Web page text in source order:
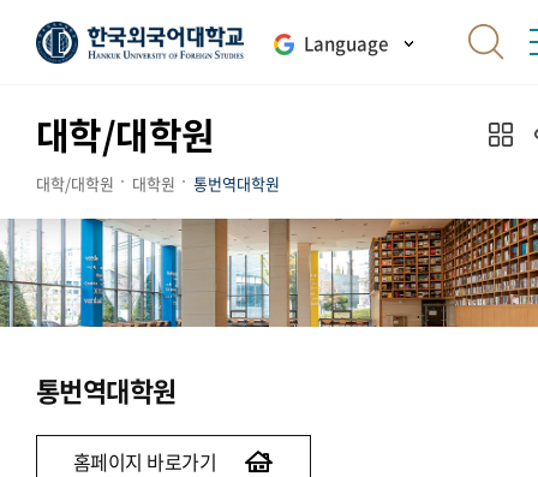
Language
대학/대학원
대학/대학원 대학원 통번역대학원
통번역대학원
홈페이지 바로가기